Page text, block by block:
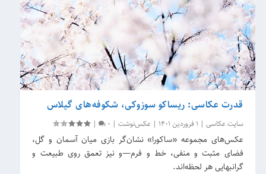
قدرت عکاسی: ریساکو سوزوکی، شکوفه‌های گیلاس
سایت عکاسی | 1 فروردین 1401 |عکس‌نوشت |
0
|
عکس‌های مجموعه «ساکورا» نشان‌گر بازی میان آسمان و گل،
فضای مثبت و منفی، خط و فرم—و نیز تعمق روی طبیعت و
گرانبهایی هر لحظه‌اند.